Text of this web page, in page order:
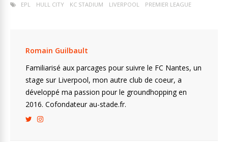
EPL HULL CITY KC STADIUM LIVERPOOL PREMIER LEAGUE
Romain Guilbault
Familiarisé aux parcages pour suivre le FC Nantes, un
stage sur Liverpool, mon autre club de coeur, a
développé ma passion pour le groundhopping en
2016. Cofondateur au-stade.fr.